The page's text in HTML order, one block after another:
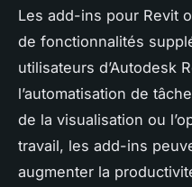
Les add-ins pour Revit
de fonctionnalités
utilisateurs d’Autodesk
l’automatisation de
de la visualisation ou
travail, les add-ins
augmenter la